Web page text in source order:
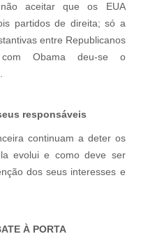
aceitar que os EUA
partidos de direita; só a
entre Republicanos
Obama deu-se o
responsáveis
continuam a deter os
evolui e como deve ser
dos seus interesses e
À PORTA